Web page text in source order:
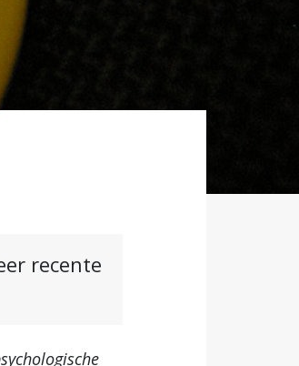
recente